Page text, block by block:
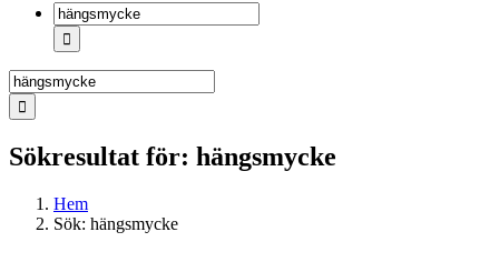
Sök
efter:
Sök
efter:
Sökresultat för: hängsmycke
Hem
Sök: hängsmycke